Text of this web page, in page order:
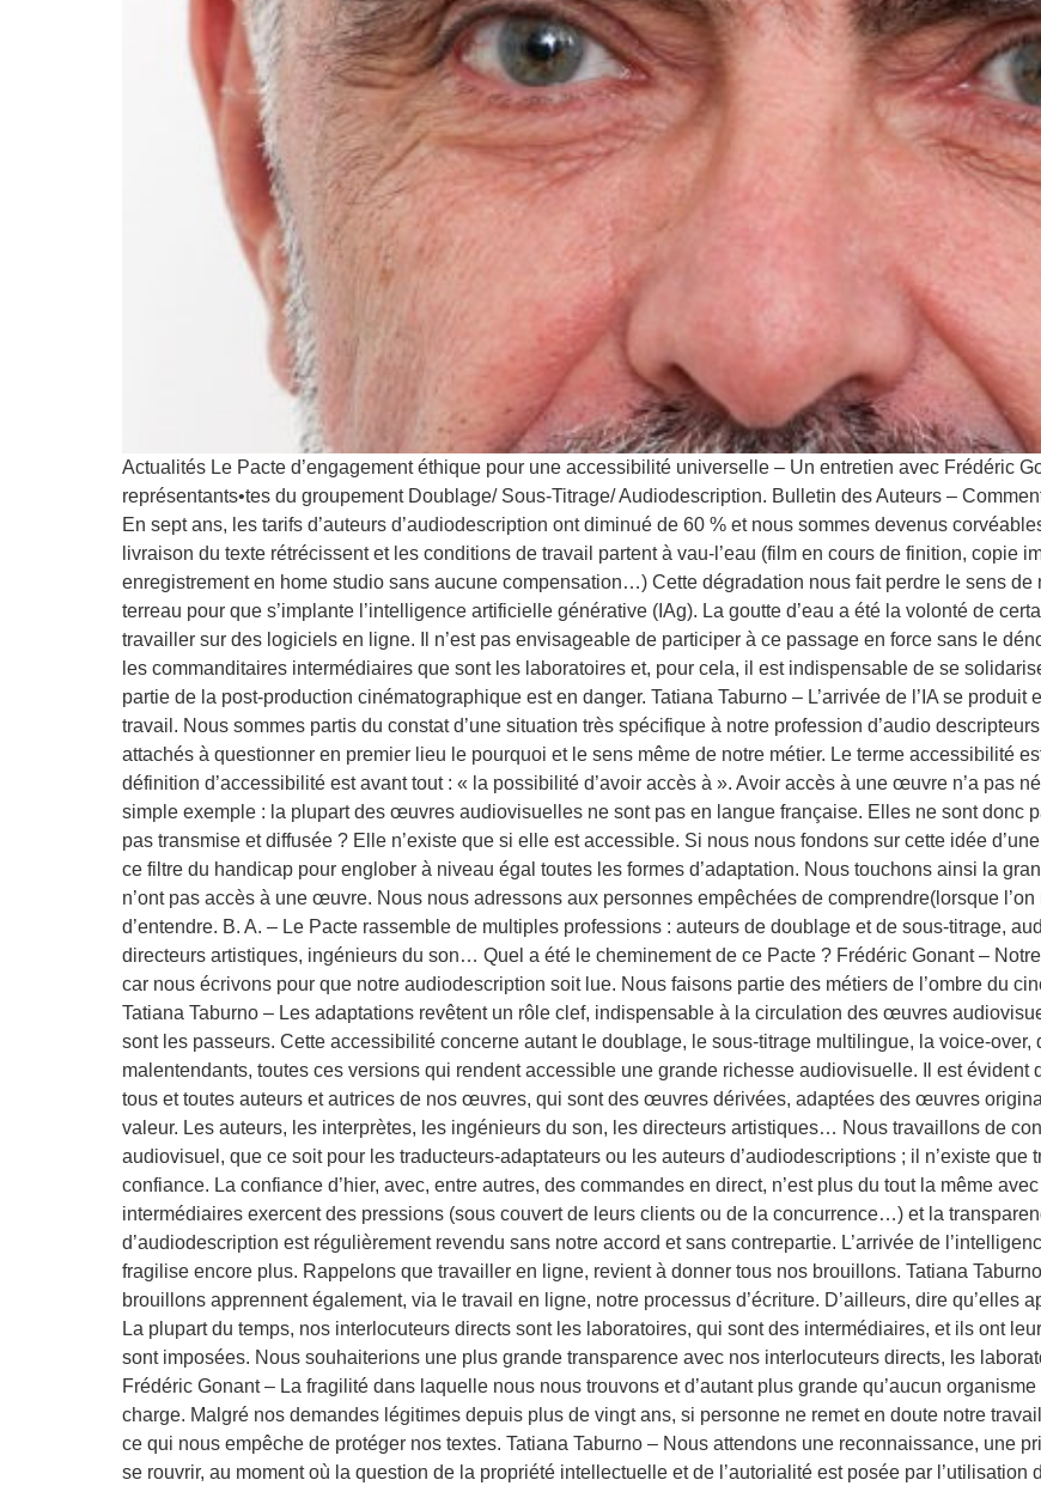
Actualités Le Pacte d’engagement éthique pour une accessibilité universelle – Un entretien avec Frédéric
représentants•tes du groupement Doublage/ Sous-Titrage/ Audiodescription. Bulletin des Auteurs –
En sept ans, les tarifs d’auteurs d’audiodescription ont diminué de 60 % et nous sommes devenus
livraison du texte rétrécissent et les conditions de travail partent à vau-l’eau (film en cours de finition, copie
enregistrement en home studio sans aucune compensation…) Cette dégradation nous fait perdre le sens de
terreau pour que s’implante l’intelligence artificielle générative (IAg). La goutte d’eau a été la volonté de
travailler sur des logiciels en ligne. Il n’est pas envisageable de participer à ce passage en force sans le
les commanditaires intermédiaires que sont les laboratoires et, pour cela, il est indispensable de se
partie de la post-production cinématographique est en danger. Tatiana Taburno – L’arrivée de l’IA se
travail. Nous sommes partis du constat d’une situation très spécifique à notre profession d’audio
attachés à questionner en premier lieu le pourquoi et le sens même de notre métier. Le terme accessibilité
définition d’accessibilité est avant tout : « la possibilité d’avoir accès à ». Avoir accès à une œuvre n’a pas
simple exemple : la plupart des œuvres audiovisuelles ne sont pas en langue française. Elles ne sont donc
pas transmise et diffusée ? Elle n’existe que si elle est accessible. Si nous nous fondons sur cette idée
ce filtre du handicap pour englober à niveau égal toutes les formes d’adaptation. Nous touchons ainsi la
n’ont pas accès à une œuvre. Nous nous adressons aux personnes empêchées de comprendre(lorsque
d’entendre. B. A. – Le Pacte rassemble de multiples professions : auteurs de doublage et de sous-titrage,
directeurs artistiques, ingénieurs du son… Quel a été le cheminement de ce Pacte ? Frédéric Gonant –
car nous écrivons pour que notre audiodescription soit lue. Nous faisons partie des métiers de l’ombre du
Tatiana Taburno – Les adaptations revêtent un rôle clef, indispensable à la circulation des œuvres
sont les passeurs. Cette accessibilité concerne autant le doublage, le sous-titrage multilingue, la voice-
malentendants, toutes ces versions qui rendent accessible une grande richesse audiovisuelle. Il est
tous et toutes auteurs et autrices de nos œuvres, qui sont des œuvres dérivées, adaptées des œuvres
valeur. Les auteurs, les interprètes, les ingénieurs du son, les directeurs artistiques… Nous travaillons de
audiovisuel, que ce soit pour les traducteurs-adaptateurs ou les auteurs d’audiodescriptions ; il n’existe que
confiance. La confiance d’hier, avec, entre autres, des commandes en direct, n’est plus du tout la même
intermédiaires exercent des pressions (sous couvert de leurs clients ou de la concurrence…) et la
d’audiodescription est régulièrement revendu sans notre accord et sans contrepartie. L’arrivée de
fragilise encore plus. Rappelons que travailler en ligne, revient à donner tous nos brouillons. Tatiana
brouillons apprennent également, via le travail en ligne, notre processus d’écriture. D’ailleurs, dire qu’elles
La plupart du temps, nos interlocuteurs directs sont les laboratoires, qui sont des intermédiaires, et ils ont
sont imposées. Nous souhaiterions une plus grande transparence avec nos interlocuteurs directs, les
Frédéric Gonant – La fragilité dans laquelle nous nous trouvons et d’autant plus grande qu’aucun
charge. Malgré nos demandes légitimes depuis plus de vingt ans, si personne ne remet en doute notre
ce qui nous empêche de protéger nos textes. Tatiana Taburno – Nous attendons une reconnaissance, une
se rouvrir, au moment où la question de la propriété intellectuelle et de l’autorialité est posée par l’utilisation